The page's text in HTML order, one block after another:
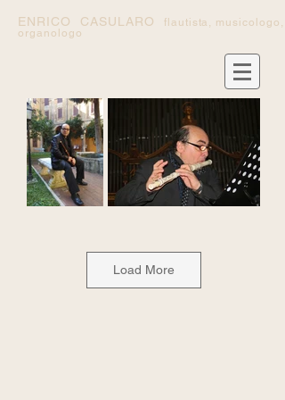
ENRICO CASULARO
flautista, musicologo,
organologo
Load More